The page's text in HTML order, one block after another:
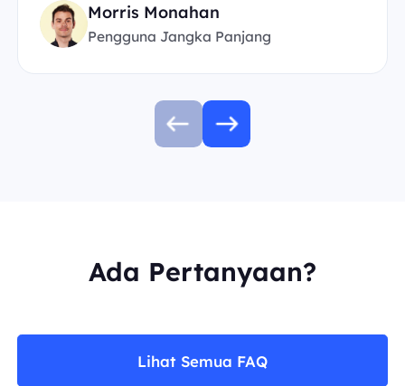
Morris Monahan
Pengguna Jangka Panjang
Ada Pertanyaan?
Lihat Semua FAQ